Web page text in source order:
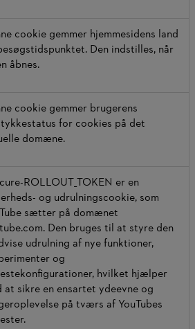
cookie gemmer hjemmesidens land
Den indstilles, når
åbnes.
cookie gemmer brugerens
for cookies på det
domæne.
ROLLOUT_TOKEN er en
og udrulningscookie, som
sætter på domænet
Den bruges til at styre den
udrulning af nye funktioner,
og
hvilket hjælper
at sikre en ensartet ydeevne og
på tværs af YouTubes